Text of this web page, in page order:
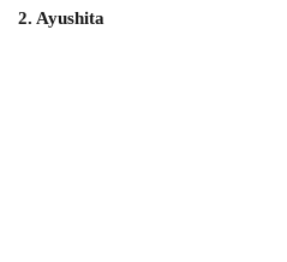
2. Ayushita